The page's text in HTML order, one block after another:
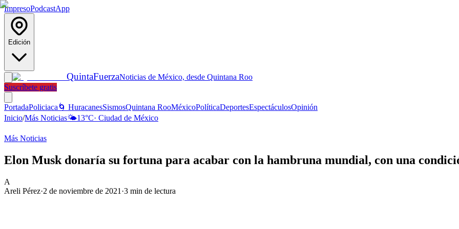
ImpresoPodcastApp
Edición
QuintaFuerzaNoticias de México, desde Quintana Roo
Suscríbete gratis
PortadaPoliciaca 🌀 HuracanesSismosQuintana RooMéxicoPolíticaDeportesEspectáculosOpinión
Inicio/Más Noticias🌤️13°C· Ciudad de México
Más Noticias
Elon Musk donaría su fortuna para acabar con la hambruna mundial, con una
A
Areli Pérez·2 de noviembre de 2021 ·3 min de lectura